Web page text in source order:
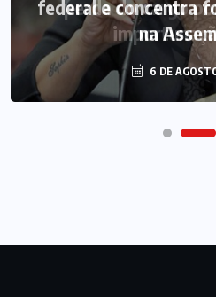
perda do cargo
6 DE
federal e concentra
na
6 DE